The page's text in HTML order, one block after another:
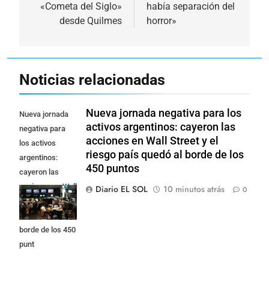
entradas
«Cometa del Siglo»
desde Quilmes
había separación del
horror»
Noticias relacionadas
Nueva jornada
negativa para
los activos
argentinos:
cayeron las
acciones en Wall
Street y el riesgo
país quedó al
borde de los 450
punt
Nueva jornada negativa para los
activos argentinos: cayeron las
acciones en Wall Street y el
riesgo país quedó al borde de los
450 puntos
Diario EL SOL
10 minutos atrás 0